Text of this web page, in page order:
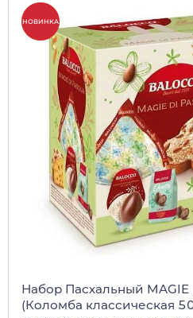
-10%
НОВИНКА
Набор Пасхальный MAGIE
(Коломба классическая